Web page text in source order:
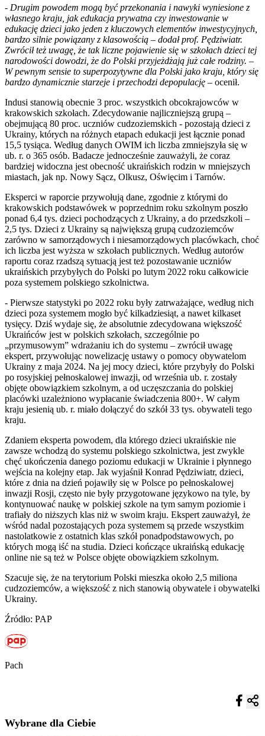
- Drugim powodem mogą być przekonania i nawyki wyniesione z
własnego kraju, jak edukacja prywatna czy inwestowanie w
edukację dzieci jako jeden z kluczowych elementów inwestycyjnych,
bardzo silnie powiązany z klasowością – dodał prof. Pędziwiatr.
Zwrócił też uwagę, że tak liczne pojawienie się w szkołach dzieci tej
narodowości dowodzi, że do Polski przyjeżdżają już całe rodziny. –
W pewnym sensie to superpozytywne dla Polski jako kraju, który się
bardzo dynamicznie starzeje i przechodzi depopulację – ocenił.
Indusi stanowią obecnie 3 proc. wszystkich obcokrajowców w
krakowskich szkołach. Zdecydowanie najliczniejszą grupą –
obejmującą 80 proc. uczniów cudzoziemskich - pozostają dzieci z
Ukrainy, których na różnych etapach edukacji jest łącznie ponad
15,5 tysiąca. Według danych OWIM ich liczba zmniejszyła się w
ub. r. o 365 osób. Badacze jednocześnie zauważyli, że coraz
bardziej widoczna jest obecność ukraińskich rodzin w mniejszych
miastach, jak np. Nowy Sącz, Olkusz, Oświęcim i Tarnów.
Eksperci w raporcie przywołują dane, zgodnie z którymi do
krakowskich podstawówek w poprzednim roku szkolnym poszło
ponad 6,4 tys. dzieci pochodzących z Ukrainy, a do przedszkoli –
2,5 tys. Dzieci z Ukrainy są największą grupą cudzoziemców
zarówno w samorządowych i niesamorządowych placówkach, choć
ich liczba jest wyższa w szkołach publicznych. Według autorów
raportu coraz rzadszą sytuacją jest też pozostawanie uczniów
ukraińskich przybyłych do Polski po lutym 2022 roku całkowicie
poza systemem polskiego szkolnictwa.
- Pierwsze statystyki po 2022 roku były zatrważające, według nich
dzieci poza systemem mogło być kilkadziesiąt, a nawet kilkaset
tysięcy. Dziś wydaje się, że absolutnie zdecydowana większość
Ukraińców jest w polskich szkołach, szczególnie po
„przymusowym” wdrażaniu ich do systemu – zwrócił uwagę
ekspert, przywołując nowelizację ustawy o pomocy obywatelom
Ukrainy z maja 2024. Na jej mocy dzieci, które przybyły do Polski
po rosyjskiej pełnoskalowej inwazji, od września ub. r. zostały
objęte obowiązkiem szkolnym, a od uczęszczania do polskiej
placówki uzależniono wypłacanie świadczenia 800+. W całym
kraju jesienią ub. r. miało dołączyć do szkół 33 tys. obywateli tego
kraju.
Zdaniem eksperta powodem, dla którego dzieci ukraińskie nie
zawsze wchodzą do systemu polskiego szkolnictwa, jest zwykle
chęć ukończenia danego poziomu edukacji w Ukrainie i płynnego
wejścia na kolejny etap. Jak wyjaśnił Konrad Pędziwiatr, dzieci,
które z dnia na dzień pojawiły się w Polsce po pełnoskalowej
inwazji Rosji, często nie były przygotowane językowo na tyle, by
kontynuować naukę w polskiej szkole na tym samym poziomie i
trafiały do niższych klas niż w swoim kraju. Ekspert zauważył, że
wśród nadal pozostających poza systemem są przede wszystkim
nastolatkowie z ostatnich klas szkół ponadpodstawowych, po
których mogą iść na studia. Dzieci kończące ukraińską edukację
online nie są też w Polsce objęte obowiązkiem szkolnym.
Szacuje się, że na terytorium Polski mieszka około 2,5 miliona
cudzoziemców, a większość z nich stanowią obywatele i obywatelki
Ukrainy.
Źródło: PAP
Pach
Wybrane dla Ciebie